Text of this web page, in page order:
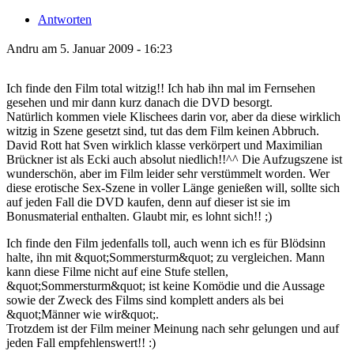
Antworten
Andru am 5. Januar 2009 - 16:23
Ich finde den Film total witzig!! Ich hab ihn mal im Fernsehen
gesehen und mir dann kurz danach die DVD besorgt.
Natürlich kommen viele Klischees darin vor, aber da diese wirklich
witzig in Szene gesetzt sind, tut das dem Film keinen Abbruch.
David Rott hat Sven wirklich klasse verkörpert und Maximilian
Brückner ist als Ecki auch absolut niedlich!!^^ Die Aufzugszene ist
wunderschön, aber im Film leider sehr verstümmelt worden. Wer
diese erotische Sex-Szene in voller Länge genießen will, sollte sich
auf jeden Fall die DVD kaufen, denn auf dieser ist sie im
Bonusmaterial enthalten. Glaubt mir, es lohnt sich!! ;)
Ich finde den Film jedenfalls toll, auch wenn ich es für Blödsinn
halte, ihn mit &quot;Sommersturm&quot; zu vergleichen. Mann
kann diese Filme nicht auf eine Stufe stellen,
&quot;Sommersturm&quot; ist keine Komödie und die Aussage
sowie der Zweck des Films sind komplett anders als bei
&quot;Männer wie wir&quot;.
Trotzdem ist der Film meiner Meinung nach sehr gelungen und auf
jeden Fall empfehlenswert!! :)